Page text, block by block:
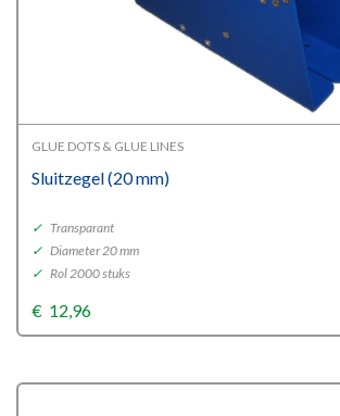
GLUE DOTS & GLUE LINES
Sluitzegel (20 mm)
✓ Transparant
✓ Diameter 20 mm
✓ Rol 2000 stuks
€ 12,96